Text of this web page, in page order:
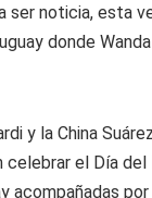
ser noticia, esta
donde
y la China
celebrar el Día del
acompañadas por